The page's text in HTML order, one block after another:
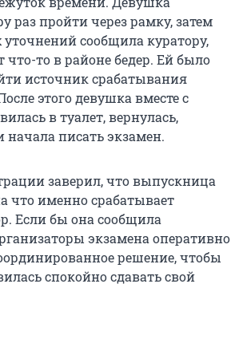
раз пройти через рамку, затем
сообщила куратору,
что-то в районе бедер. Ей было
источник срабатывания
этого девушка вместе с
в туалет, вернулась,
писать экзамен.
заверил, что выпускница
что именно срабатывает
Если бы она сообщила
экзамена оперативно
решение, чтобы
спокойно сдавать свой